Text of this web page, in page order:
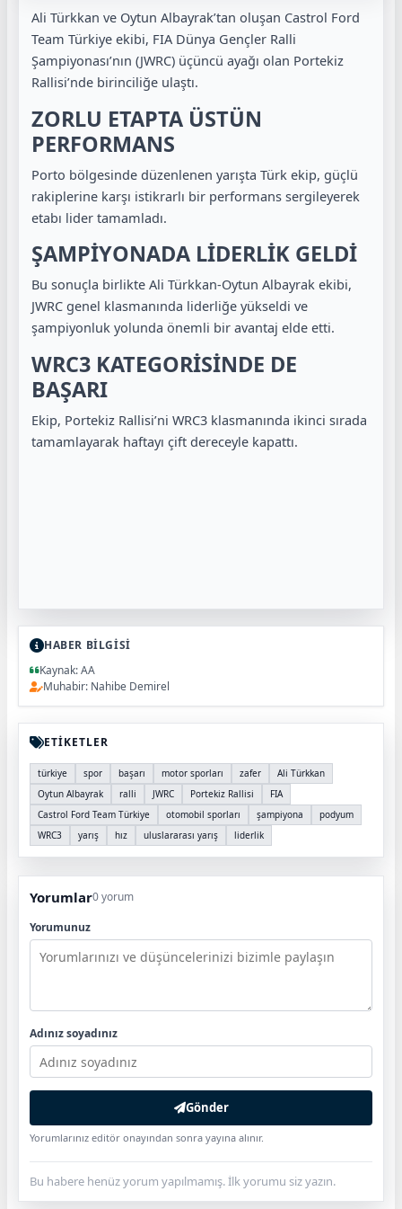
Ali Türkkan ve Oytun Albayrak’tan oluşan Castrol Ford
Team Türkiye ekibi, FIA Dünya Gençler Ralli
Şampiyonası’nın (JWRC) üçüncü ayağı olan Portekiz
Rallisi’nde birinciliğe ulaştı.
ZORLU ETAPTA ÜSTÜN
PERFORMANS
Porto bölgesinde düzenlenen yarışta Türk ekip, güçlü
rakiplerine karşı istikrarlı bir performans sergileyerek
etabı lider tamamladı.
ŞAMPİYONADA LİDERLİK GELDİ
Bu sonuçla birlikte Ali Türkkan-Oytun Albayrak ekibi,
JWRC genel klasmanında liderliğe yükseldi ve
şampiyonluk yolunda önemli bir avantaj elde etti.
WRC3 KATEGORİSİNDE DE
BAŞARI
Ekip, Portekiz Rallisi’ni WRC3 klasmanında ikinci sırada
tamamlayarak haftayı çift dereceyle kapattı.
HABER BİLGİSİ
Kaynak: AA
Muhabir: Nahibe Demirel
ETİKETLER
türkiye spor başarı motor sporları zafer
Ali Türkkan
Oytun Albayrak
ralli JWRC Portekiz Rallisi
FIA
Castrol Ford Team Türkiye
otomobil sporları şampiyona
podyum
WRC3
yarış hız uluslararası yarış liderlik
Yorumlar0 yorum
Yorumunuz
Adınız soyadınız
Gönder
Yorumlarınız editör onayından sonra yayına alınır.
Bu habere henüz yorum yapılmamış. İlk yorumu siz yazın.